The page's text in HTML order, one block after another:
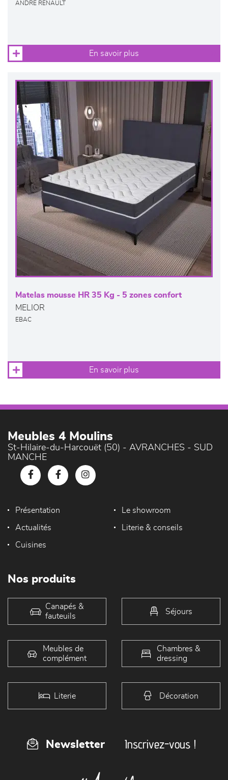
ANDRE RENAULT
En savoir plus
Matelas mousse HR 35 Kg - 5 zones confort
MELIOR
EBAC
En savoir plus
Meubles 4 Moulins
St-Hilaire-du-Harcouët (50) - AVRANCHES - SUD
MANCHE
Présentation Le showroom
Actualités Literie & conseils
Cuisines
Nos produits
Canapés &
fauteuils
Séjours
Meubles de
complément
Chambres &
dressing
Literie Décoration
Newsletter Inscrivez-vous !